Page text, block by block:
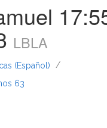
LBLA
(Español)
/
63